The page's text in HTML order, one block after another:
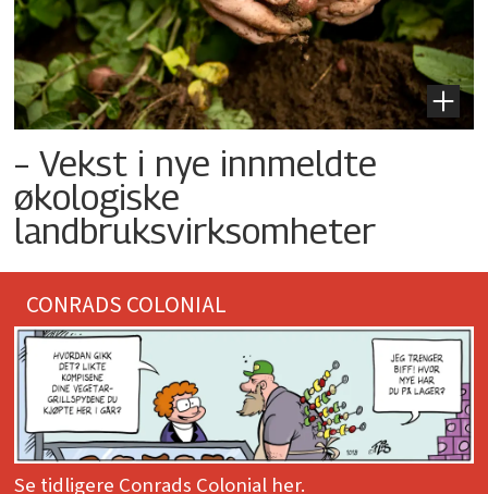
– Vekst i nye innmeldte
økologiske
landbruksvirksomheter
CONRADS COLONIAL
Se tidligere Conrads Colonial her.